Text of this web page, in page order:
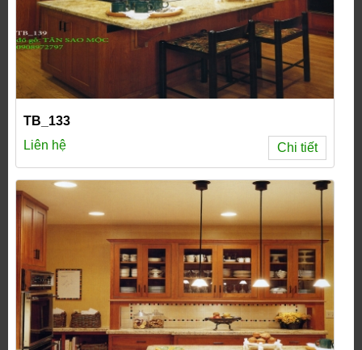
TB_133
Liên hệ
Chi tiết